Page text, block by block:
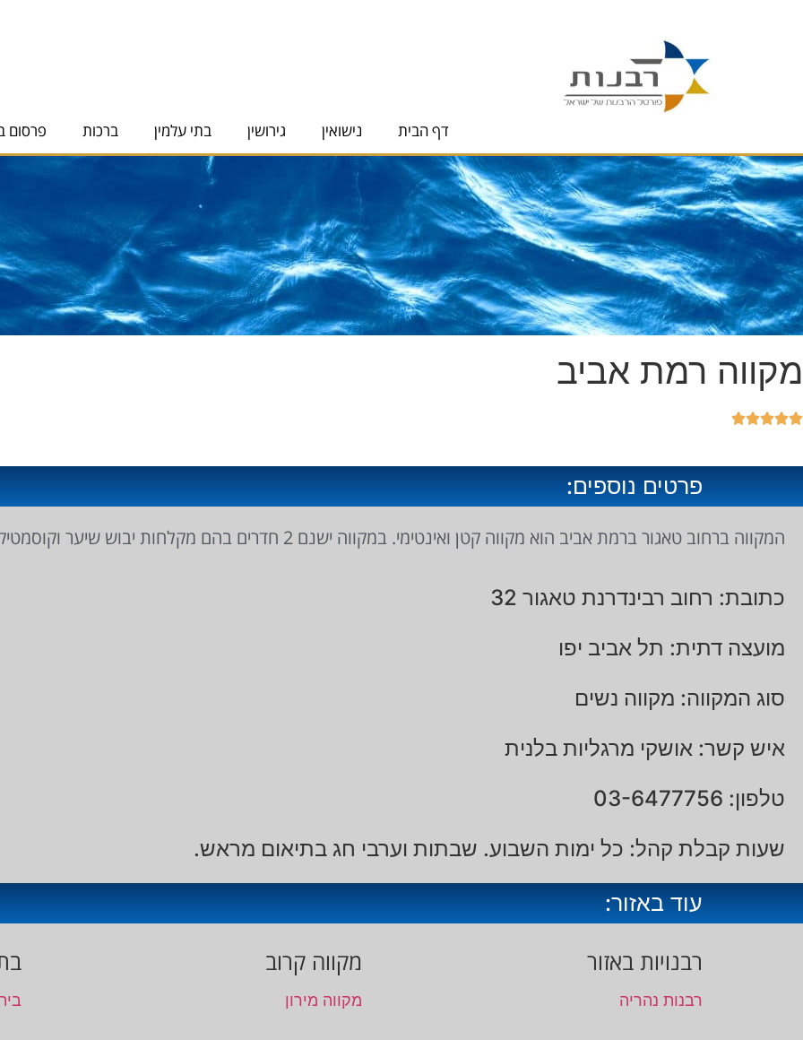
דף הבית נישואין גירושין בתי עלמין ברכות פרסום
מקווה רמת אביב





פרטים נוספים:
המקווה ברחוב טאגור ברמת אביב הוא מקווה קטן ואינטימי. במקווה ישנם 2 חדרים בהם מקלחות יבוש שיער וקוסמטיקה וניתן לבחור את אופן הטבילה בית חבד או זריעה.
כתובת: רחוב רבינדרנת טאגור 32
מועצה דתית: תל אביב יפו
סוג המקווה: מקווה נשים
איש קשר: אושקי מרגליות בלנית
טלפון: 03-6477756
שעות קבלת קהל: כל ימות השבוע. שבתות וערבי חג בתיאום מראש.
עוד באזור:
רבנויות באזור
רבנות נהריה
מקווה קרוב
מקווה מירון